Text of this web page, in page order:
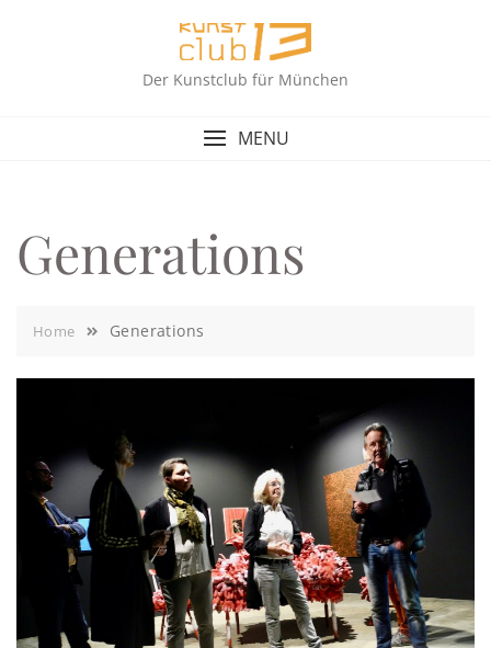
Der Kunstclub für München
MENU
Generations
Home Generations